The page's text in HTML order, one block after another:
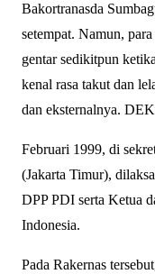
Bakortranasda
setempat. Namun,
gentar sedikitpun
kenal rasa takut dan
dan eksternalnya.
Februari 1999, di
(Jakarta Timur),
DPP PDI serta Ketua
Indonesia.
Pada Rakernas